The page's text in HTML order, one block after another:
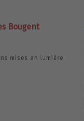
Bougent
mises en lumière